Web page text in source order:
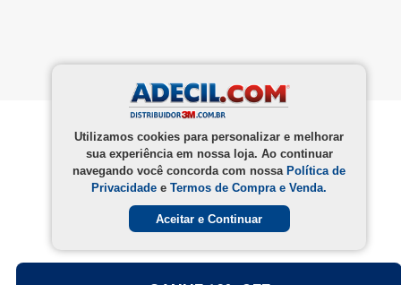
Utilizamos cookies para personalizar e melhorar
sua experiência em nossa loja. Ao continuar
navegando você concorda com nossa Política de
Privacidade e Termos de Compra e Venda.
Aceitar e Continuar